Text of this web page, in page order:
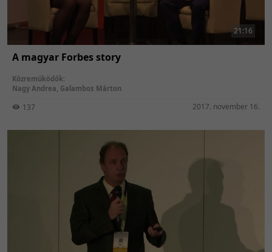
21:16
A magyar Forbes story
Közreműködők:
Nagy Andrea Galambos Márton
137 2017. november 16.